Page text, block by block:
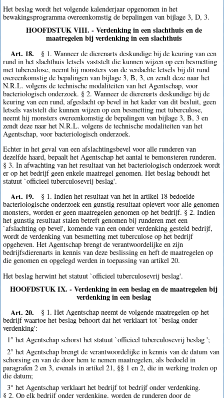
Het beslag wordt het volgende kalenderjaar opgenomen in het
bewakingsprogramma overeenkomstig de bepalingen van bijlage 3, D, 3.
HOOFDSTUK VIII. - Verdenking in een slachthuis en de
maatregelen bij verdenking in een slachthuis
Art. 18.
§ 1. Wanneer de dierenarts deskundige bij de keuring van een
rund in het slachthuis letsels vaststelt die kunnen wijzen op een besmetting
met tuberculose, neemt hij monsters van de verdachte letsels bij dit rund
overeenkomstig de bepalingen van bijlage 3, B, 3, en zendt deze naar het
N.R.L. volgens de technische modaliteiten van het Agentschap, voor
bacteriologisch onderzoek. § 2. Wanneer de dierenarts deskundige bij de
keuring van een rund, afgeslacht op bevel in het kader van dit besluit, geen
letsels vaststelt die kunnen wijzen op een besmetting met tuberculose,
neemt hij monsters overeenkomstig de bepalingen van bijlage 3, B, 3 en
zendt deze naar het N.R.L. volgens de technische modaliteiten van het
Agentschap, voor bacteriologisch onderzoek.
Echter in het geval van een afslachtingsbevel voor alle runderen van
dezelfde haard, bepaalt het Agentschap het aantal te bemonsteren runderen.
§ 3. In afwachting van het resultaat van het bacteriologisch onderzoek wordt
er op het bedrijf geen enkele maatregel genomen. Het beslag behoudt het
statuut `officieel tuberculosevrij beslag'.
Art. 19.
§ 1. Indien het resultaat van het in artikel 18 bedoelde
bacteriologische onderzoek een gunstig resultaat oplevert voor alle genomen
monsters, worden er geen maatregelen genomen op het bedrijf. § 2. Indien
het gunstig resultaat stalen betreft genomen bij runderen met een
`afslachting op bevel', komende van een onder verdenking gesteld bedrijf,
wordt de verdenking van besmetting met tuberculose op het bedrijf
opgeheven. Het Agentschap brengt de verantwoordelijke en zijn
bedrijfsdierenarts in kennis van deze beslissing en heft de maatregelen op
die genomen en opgelegd werden in toepassing van artikel 20.
Het beslag herwint het statuut `officieel tuberculosevrij beslag'.
HOOFDSTUK IX. - Verdenking in een beslag en de maatregelen bij
verdenking in een beslag
Art. 20.
§ 1. Het Agentschap neemt de volgende maatregelen op het
bedrijf waartoe het beslag behoort dat het verklaart tot `beslag onder
verdenking':
1° het Agentschap schorst het statuut `officieel tuberculosevrij beslag ';
2° het Agentschap brengt de verantwoordelijke in kennis van de datum van
schorsing en van de door hem te nemen maatregelen, als bedoeld in
paragrafen 2 en 3, evenals in artikel 21, §§ 1 en 2, die in werking treden op
die datum;
3° het Agentschap verklaart het bedrijf tot bedrijf onder verdenking.
§ 2. Op elk bedrijf onder verdenking, worden de runderen door de